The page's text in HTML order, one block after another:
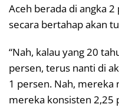
Aceh berada di angka
secara bertahap akan
“Nah, kalau yang 20
persen, terus nanti di
1 persen. Nah, mereka
mereka konsisten 2,25